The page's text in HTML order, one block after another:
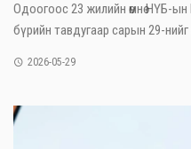
Одоогоос 23 жилийн өмнө НҮБ-ын
бүрийн тавдугаар сарын 29-нийг
2026-05-29